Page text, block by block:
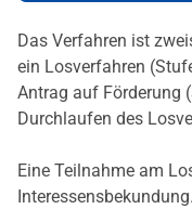
Das Verfahren ist
ein Losverfahren
Antrag auf Förderung
Durchlaufen des
Eine Teilnahme am